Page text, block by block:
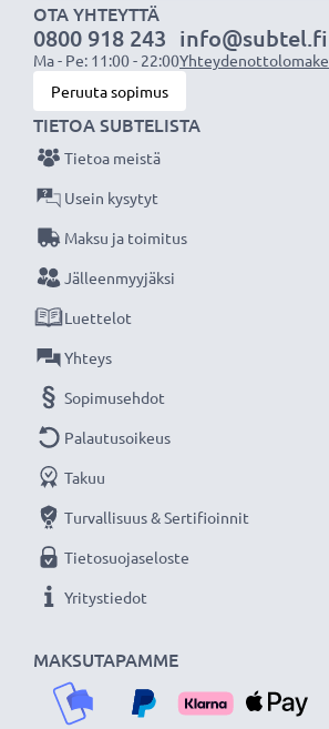
OTA YHTEYTTÄ
0800 918 243
Ma - Pe: 11:00 - 22:00
info@subtel.fi
Yhteydenottolomake
Peruuta sopimus
MAKSUTAPAMME
TIETOA SUBTELISTA
Tietoa meistä
Usein kysytyt
Maksu ja toimitus
Jälleenmyyjäksi
Luettelot
Yhteys
Sopimusehdot
Palautusoikeus
Takuu
Turvallisuus & Sertifioinnit
Tietosuojaseloste
Yritystiedot